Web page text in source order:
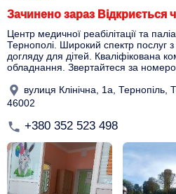
Зачинено зараз Відкриється
Центр медичної реабілітації та
Тернополі. Широкий спектр послуг з
догляду для дітей. Кваліфікована
обладнання. Звертайтеся за
вулиця Клінічна, 1а, Тернопіль,
46002
+380 352 523 498